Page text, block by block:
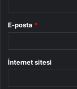
E-posta *
İnternet sitesi